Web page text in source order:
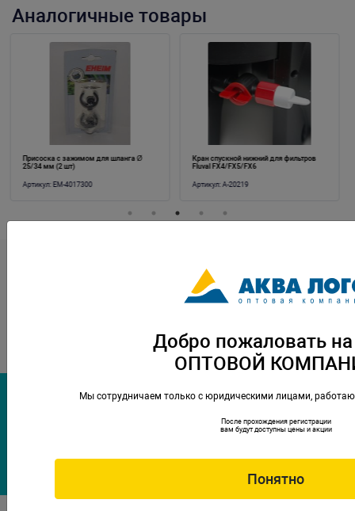
Аналогичные товары
Кран спускной нижний для фильтров
Fluval FX4/FX5/FX6
Артикул:A-20219
Патрубок заборный для фильтра
Dennerle Scaper's Flow (комплект из 2-х
Артикул: Den-5795
Наши бренды
Где купить
opt@aqualogo.ru
г.Москва, ул. Профсоюзная,
Добро пожаловать на
ОПТОВОЙ
Мы сотрудничаем только с юридическими лицами,
После прохождения регистрации
вам будут доступны цены и акции
Понятно